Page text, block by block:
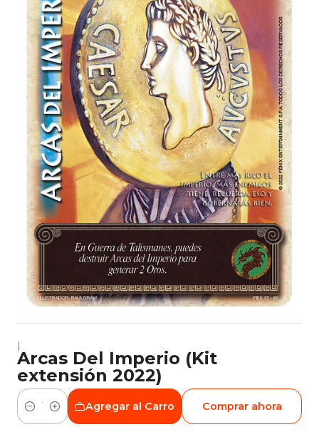
|
Arcas Del Imperio (Kit
extensión 2022)
Cantidad
Agregar al Carro Comprar ahora